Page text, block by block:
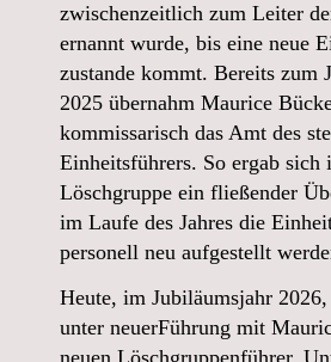
zwischenzeitlich zum Leiter
ernannt wurde, bis eine neue
zustande kommt. Bereits zum
2025 übernahm Maurice
kommissarisch das Amt des
Einheitsführers. So ergab sich
Löschgruppe ein fließender
im Laufe des Jahres die
personell neu aufgestellt
Heute, im Jubiläumsjahr
unter neuerFührung mit
neuen Löschgruppenführer.